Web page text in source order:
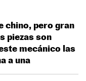
chino, pero gran
piezas son
mecánico las
a una